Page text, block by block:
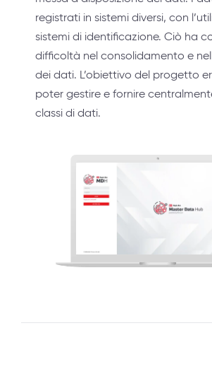
registrati in sistemi diversi, con
sistemi di identificazione. Ciò ha
difficoltà nel consolidamento e
dei dati. L’obiettivo del progetto
poter gestire e fornire
classi di dati.